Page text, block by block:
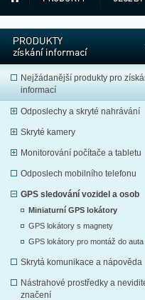
Nejžádanější produkty pro
informací
Odposlechy a skryté nahrávání
Skryté kamery
Monitorování počítače a tabletu
Odposlech mobilního telefonu
GPS sledování vozidel a osob
Miniaturní GPS lokátory
GPS lokátory s magnety
GPS lokátory pro montáž do auta
Skrytá komunikace a nápověda
Nástrahové prostředky a
značení